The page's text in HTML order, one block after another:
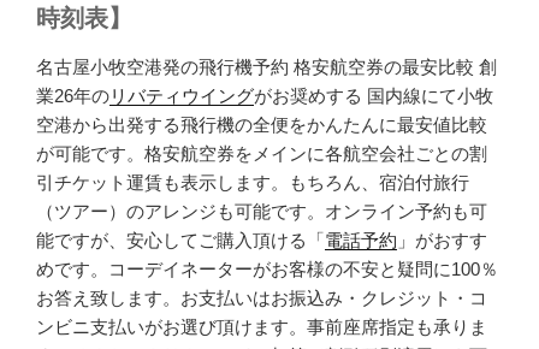
時刻表】
名古屋小牧空港発の飛行機予約 格安航空券の最安比較 創
業26年のリバティウイングがお奨めする 国内線にて小牧
空港から出発する飛行機の全便をかんたんに最安値比較
が可能です。格安航空券をメインに各航空会社ごとの割
引チケット運賃も表示します。もちろん、宿泊付旅行
（ツアー）のアレンジも可能です。オンライン予約も可
能ですが、安心してご購入頂ける「電話予約 」がおすす
めです。コーデイネーターがお客様の不安と疑問に100％
お答え致します。お支払いはお振込み・クレジット・コ
ンビニ支払いがお選び頂けます。事前座席指定も承りま